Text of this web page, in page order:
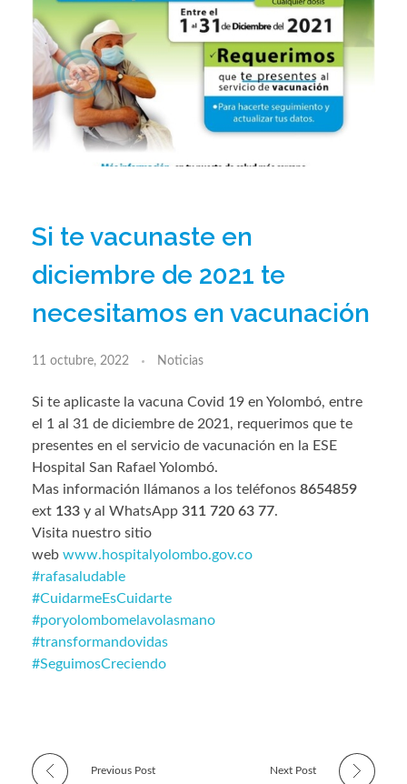
Si te vacunaste en
diciembre de 2021 te
necesitamos en vacunación
11 octubre, 2022 Noticias
Si te aplicaste la vacuna Covid 19 en Yolombó, entre
el 1 al 31 de diciembre de 2021, requerimos que te
presentes en el servicio de vacunación en la ESE
Hospital San Rafael Yolombó.
Mas información llámanos a los teléfonos 8654859
ext 133 y al WhatsApp 311 720 63 77.
Visita nuestro sitio
web www.hospitalyolombo.gov.co
#rafasaludable
#CuidarmeEsCuidarte
#poryolombomelavolasmano
#transformandovidas
#SeguimosCreciendo
Previous Post Next Post